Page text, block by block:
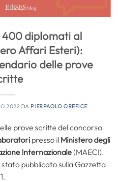
400 diplomati al
Affari Esteri):
delle prove
2022 DA PIERPAOLO OREFICE
prove scritte del concorso
presso il Ministero degli
Internazionale(MAECI).
pubblicato sulla Gazzetta